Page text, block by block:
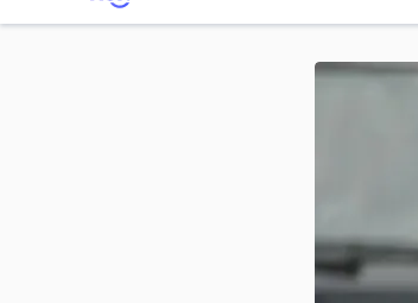
Agência